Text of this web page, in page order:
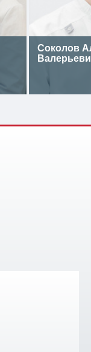
Соколов